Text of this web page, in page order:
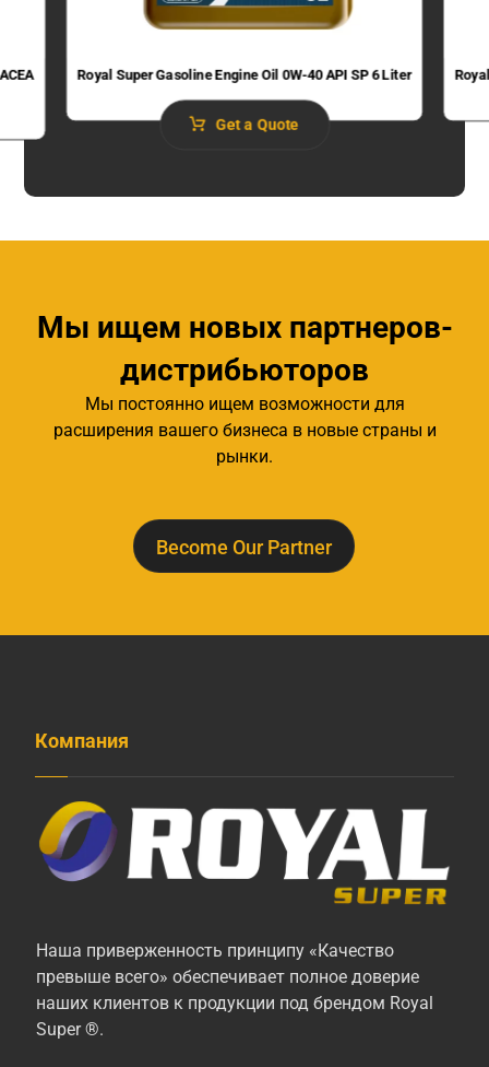
Royal Super Gasoline Engine Oil 0W-40 API SP 6 Liter
Get a Quote
Мы ищем новых партнеров-
дистрибьюторов
Мы постоянно ищем возможности для
расширения вашего бизнеса в новые страны и
рынки.
Become Our Partner
Компания
Наша приверженность принципу «Качество
превыше всего» обеспечивает полное доверие
наших клиентов к продукции под брендом Royal
Super ®.